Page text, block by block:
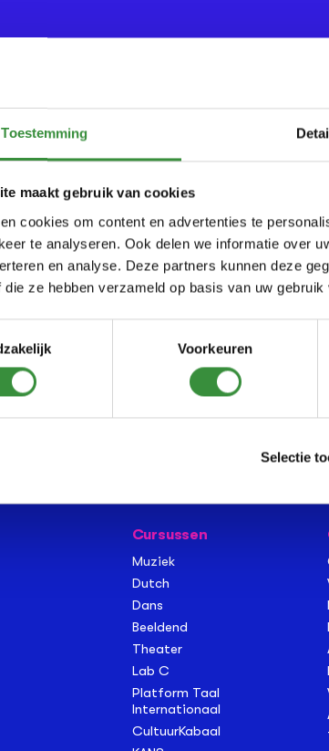
Toestemming
maakt gebruik van cookies
cookies om content en advertenties te
te analyseren. Ook delen we informatie over
en analyse. Deze partners kunnen deze
die ze hebben verzameld op basis van uw
Voorkeuren
Selectie
Cursussen
Muziek
Dutch
Dans
Beeldend
Theater
Lab C
Platform Taal
Internationaal
CultuurKabaal